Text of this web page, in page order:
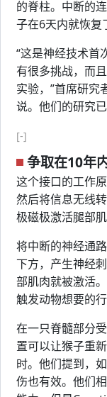
的脊柱。中断的
子在6天内就恢复
“这是神经技术首
有很多挑战，而
实验，”首席研
说。他们的研究
[-]
争取在10年
这个接口的工作
然后将信息无线
极磁极激活腿部
将中断的神经通
下方，产生神经
部肌肉就被激活
触发动物想要的
在一只脊髓部分
置可以让猴子重
时。他们提到，
伤也有效。他们